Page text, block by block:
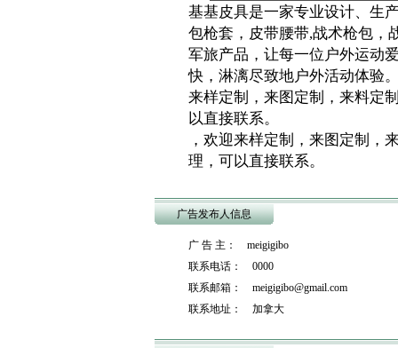
基基皮具是一家专业设计、生
包枪套，皮带腰带,战术枪包，
军旅产品，让每一位户外运动
快，淋漓尽致地户外活动体验
来样定制，来图定制，来料定
以直接联系。
，欢迎来样定制，来图定制，
理，可以直接联系。
广告发布人信息
广 告 主： meigigibo
联系电话： 0000
联系邮箱： meigigibo@gmail.com
联系地址： 加拿大